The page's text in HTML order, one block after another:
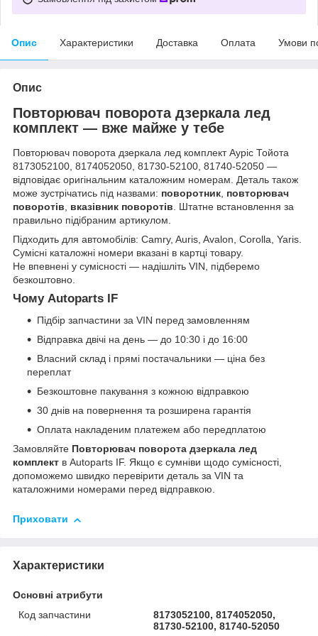
Опис Характеристики Доставка Оплата Умови
Опис
Повторювач поворота дзеркала лед
комплект — вже майже у тебе
Повторювач поворота дзеркала лед комплект Ауріс Тойота
8173052100, 8174052050, 81730-52100, 81740-52050 —
відповідає оригінальним каталожним номерам. Деталь також
може зустрічатись під назвами: поворотник, повторювач
поворотів, вказівник поворотів. Штатне встановлення за
правильно підібраним артикулом.
Підходить для автомобілів: Camry, Auris, Avalon, Corolla, Yaris.
Сумісні каталожні номери вказані в картці товару.
Не впевнені у сумісності — надішліть VIN, підберемо
безкоштовно.
Чому Autoparts IF
Підбір запчастини за VIN перед замовленням
Відправка двічі на день — до 10:30 і до 16:00
Власний склад і прямі постачальники — ціна без
переплат
Безкоштовне пакування з кожною відправкою
30 днів на повернення та розширена гарантія
Оплата накладеним платежем або передплатою
Замовляйте Повторювач поворота дзеркала лед
комплект в Autoparts IF. Якщо є сумніви щодо сумісності,
допоможемо швидко перевірити деталь за VIN та
каталожними номерами перед відправкою.
Приховати
Характеристики
Основні атрибути
Код запчастини
8173052100, 8174052050,
81730-52100, 81740-52050